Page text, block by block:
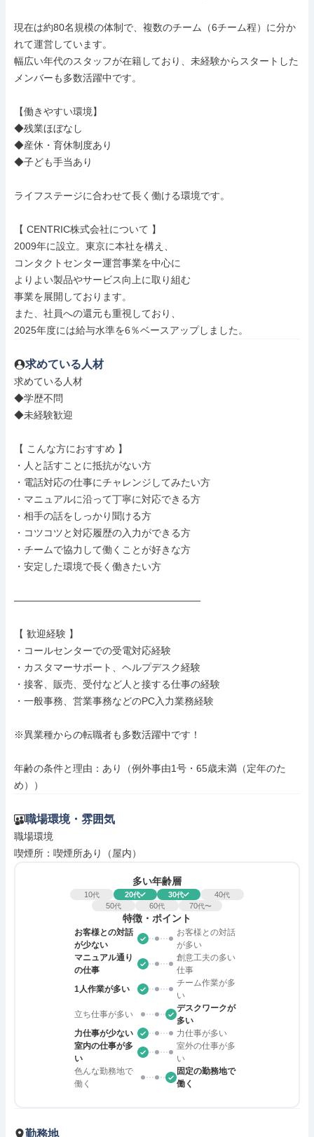
現在は約80名規模の体制で、複数のチーム（6チーム程）に分か
れて運営しています。
幅広い年代のスタッフが在籍しており、未経験からスタートした
メンバーも多数活躍中です。
【働きやすい環境】
◆残業ほぼなし
◆産休・育休制度あり
◆子ども手当あり
ライフステージに合わせて長く働ける環境です。
【 CENTRIC株式会社について 】
2009年に設立。東京に本社を構え、
コンタクトセンター運営事業を中心に
よりよい製品やサービス向上に取り組む
事業を展開しております。
また、社員への還元も重視しており、
2025年度には給与水準を6％ベースアップしました。
求めている人材
求めている人材
◆学歴不問
◆未経験歓迎
【 こんな方におすすめ 】
・人と話すことに抵抗がない方
・電話対応の仕事にチャレンジしてみたい方
・マニュアルに沿って丁寧に対応できる方
・相手の話をしっかり聞ける方
・コツコツと対応履歴の入力ができる方
・チームで協力して働くことが好きな方
・安定した環境で長く働きたい方
―――――――――――――――――――
【 歓迎経験 】
・コールセンターでの受電対応経験
・カスタマーサポート、ヘルプデスク経験
・接客、販売、受付など人と接する仕事の経験
・一般事務、営業事務などのPC入力業務経験
※異業種からの転職者も多数活躍中です！
年齢の条件と理由：あり（例外事由1号・65歳未満（定年のた
め））
職場環境・雰囲気
職場環境
喫煙所：喫煙所あり（屋内）
多い年齢層
10代 20代 30代 40代
50代 60代 70代〜
特徴・ポイント
お客様との対話
が少ない
お客様との対話
が多い
マニュアル通り
の仕事
創意工夫の多い
仕事
1人作業が多い
チーム作業が多
い
立ち仕事が多い
デスクワークが
多い
力仕事が少ない
力仕事が多い
室内の仕事が多
い
室外の仕事が多
い
色んな勤務地で
働く
固定の勤務地で
働く
勤務地